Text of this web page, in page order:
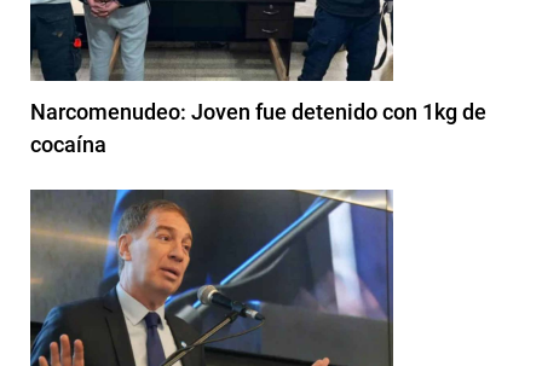
Narcomenudeo: Joven fue detenido con 1kg de
cocaína